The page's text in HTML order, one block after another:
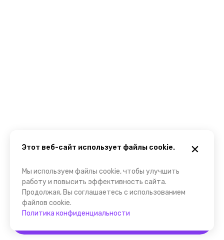
Этот веб-сайт использует файлы cookie.
Мы используем файлы cookie, чтобы улучшить
работу и повысить эффективность сайта.
Продолжая, Вы соглашаетесь с использованием
файлов cookie.
Политика конфиденциальности